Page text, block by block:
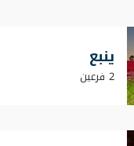
ينبع
2 فرعين